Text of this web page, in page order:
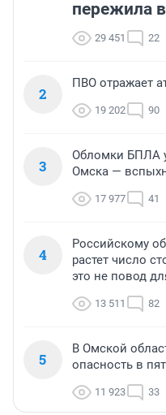
пережила
29 451 22
2
ПВО отражает
19 202 90
3
Обломки БПЛА
Омска —
17 977 41
4
Российскому
растет число
это не повод
13 511 82
5
В Омской
опасность в
11 923 33